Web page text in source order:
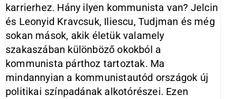
karrierhez. Hány ilyen kommunista van? Jelcin
és Leonyid Kravcsuk, Iliescu, Tudjman és még
sokan mások, akik éle­tük valamely
szakaszában külön­böző okokból a
kommunista párt­hoz tartoztak. Ma
mindannyian a kommunistautód országok új
poli­tikai színpadának alkotórészei. Ezen